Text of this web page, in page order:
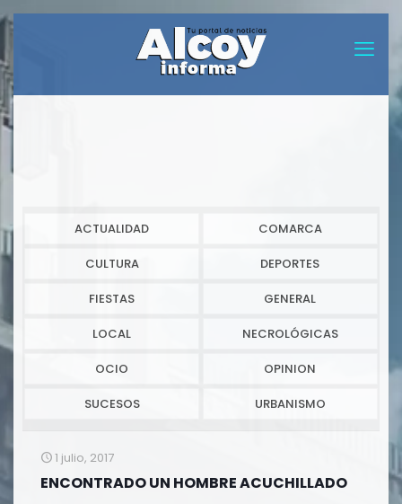
ACTUALIDAD COMARCA
CULTURA DEPORTES
FIESTAS GENERAL
LOCAL NECROLÓGICAS
OCIO OPINION
SUCESOS URBANISMO
1 julio, 2017
ENCONTRADO UN HOMBRE ACUCHILLADO